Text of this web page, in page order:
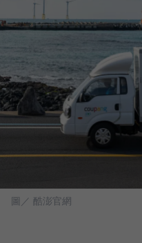
圖／ 酷澎官網